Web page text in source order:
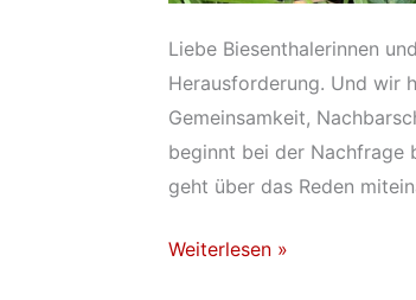
Liebe Biesenthalerinnen
Herausforderung. Und wir
Gemeinsamkeit,
beginnt bei der Nachfrage
geht über das Reden
Es
Weiterlesen »